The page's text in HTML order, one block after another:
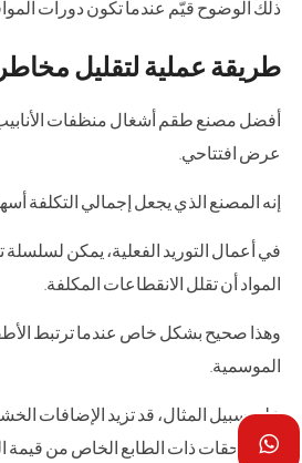
ذلك الوضوح قيّم عندما تكون دورات
طريقة عملية لتقليل مخاطر
أفضل مصنع طقم أشغال منظفات
عرض افتتاحي.
إنه المصنع الذي يجعل إجمالي التكلفة
في أعمال التوريد الفعلية، يمكن
المواد أن تقلل الانقطاعات المكلفة.
وهذا صحيح بشكل خاص عندما ترتبط
الموسمية.
على سبيل المثال، قد تزيد الإضافات
أو الملحقات ذات الطابع الخاص من قيمة
